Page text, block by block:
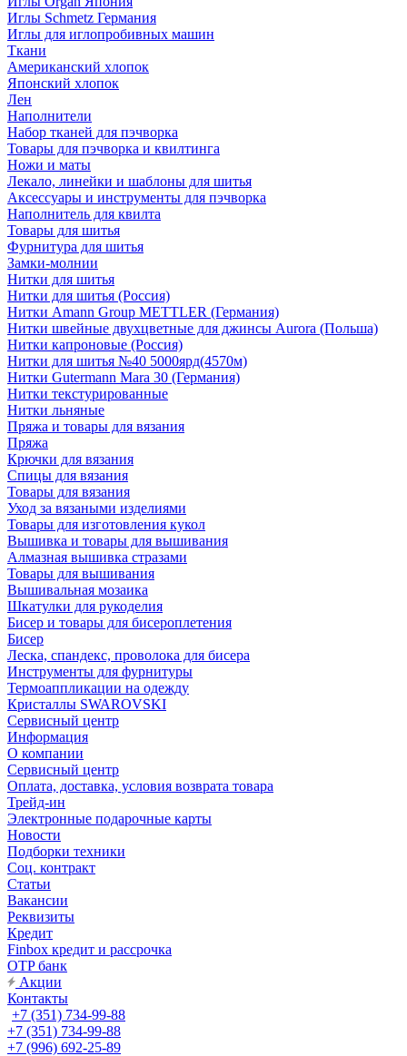
Иглы Schmetz Германия
Иглы для иглопробивных машин
Ткани
Американский хлопок
Японский хлопок
Лен
Наполнители
Набор тканей для пэчворка
Товары для пэчворка и квилтинга
Ножи и маты
Лекало, линейки и шаблоны для шитья
Аксессуары и инструменты для пэчворка
Наполнитель для квилта
Товары для шитья
Фурнитура для шитья
Замки-молнии
Нитки для шитья
Нитки для шитья (Россия)
Нитки Amann Group METTLER (Германия)
Нитки швейные двухцветные для джинсы Aurora (Польша)
Нитки капроновые (Россия)
Нитки для шитья №40 5000ярд(4570м)
Нитки Gutermann Mara 30 (Германия)
Нитки текстурированные
Нитки льняные
Пряжа и товары для вязания
Пряжа
Крючки для вязания
Спицы для вязания
Товары для вязания
Уход за вязаными изделиями
Товары для изготовления кукол
Вышивка и товары для вышивания
Алмазная вышивка стразами
Товары для вышивания
Вышивальная мозаика
Шкатулки для рукоделия
Бисер и товары для бисероплетения
Бисер
Леска, спандекс, проволока для бисера
Инструменты для фурнитуры
Термоаппликации на одежду
Кристаллы SWAROVSKI
Сервисный центр
Информация
О компании
Сервисный центр
Оплата, доставка, условия возврата товара
Трейд-ин
Электронные подарочные карты
Новости
Подборки техники
Соц. контракт
Статьи
Вакансии
Реквизиты
Кредит
Finbox кредит и рассрочка
OTP банк
Акции
Контакты
+7 (351) 734-99-88
+7 (351) 734-99-88
+7 (996) 692-25-89